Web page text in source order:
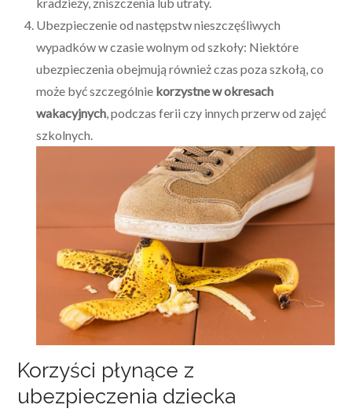
Ubezpieczenie od następstw nieszczęśliwych
wypadków w czasie wolnym od szkoły: Niektóre
ubezpieczenia obejmują również czas poza szkołą, co
może być szczególnie korzystne w okresach
wakacyjnych, podczas ferii czy innych przerw od zajęć
szkolnych.
Korzyści płynące z
ubezpieczenia dziecka